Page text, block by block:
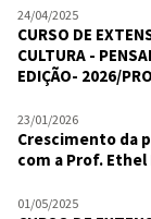
24/04/2025
CURSO DE
CULTURA -
EDIÇÃO- 2026/
23/01/2026
Crescimento da
com a Prof.
01/05/2025